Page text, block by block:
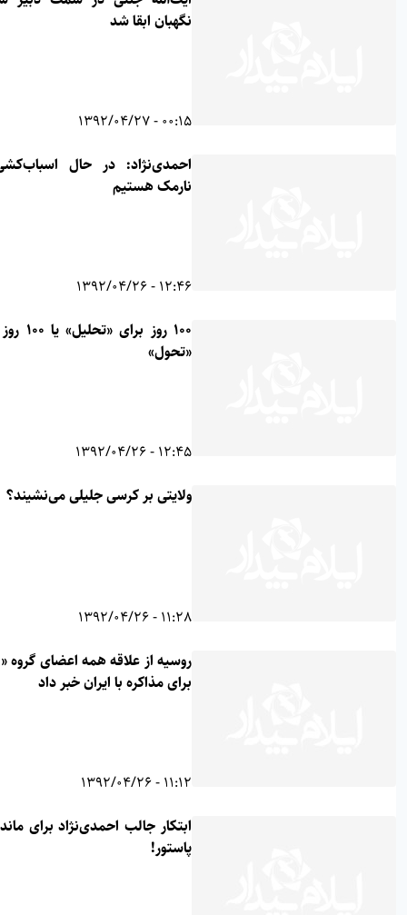
نگهبان ابقا شد
احمدی‌نژاد: در حال اسباب‌کشی به
نارمک هستیم
۱۰۰ روز برای «تحلیل» یا ۱۰۰ روز برای
«تحول»
ولایتی بر کرسی جلیلی می‌نشیند؟
روسیه از علاقه همه اعضای گروه «1+5»
برای مذاکره با ایران خبر داد
ابتکار جالب احمدی‌نژاد برای ماندن در
پاستور!